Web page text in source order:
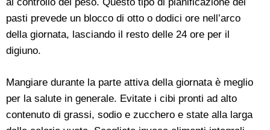
pasti prevede un blocco di otto o dodici ore nell’arco
della giornata, lasciando il resto delle 24 ore per il
digiuno.
Mangiare durante la parte attiva della giornata è meglio
per la salute in generale. Evitate i cibi pronti ad alto
contenuto di grassi, sodio e zucchero e state alla larga